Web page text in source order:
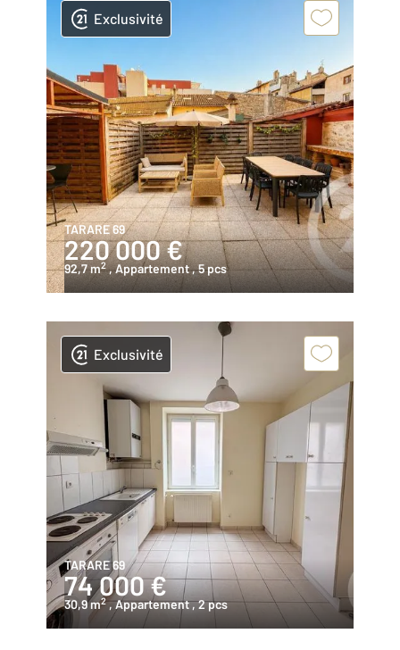
Exclusivité
TARARE 69
220 000 €
92,7 m2 , Appartement, 5 pcs
Exclusivité
TARARE 69
74 000 €
30,9 m2 , Appartement, 2 pcs